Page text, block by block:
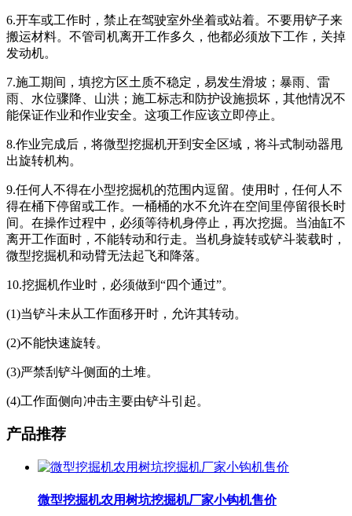
6.开车或工作时，禁止在驾驶室外坐着或站着。不要用铲子来
搬运材料。不管司机离开工作多久，他都必须放下工作，关掉
发动机。
7.施工期间，填挖方区土质不稳定，易发生滑坡；暴雨、雷
雨、水位骤降、山洪；施工标志和防护设施损坏，其他情况不
能保证作业和作业安全。这项工作应该立即停止。
8.作业完成后，将微型挖掘机开到安全区域，将斗式制动器甩
出旋转机构。
9.任何人不得在小型挖掘机的范围内逗留。使用时，任何人不
得在桶下停留或工作。一桶桶的水不允许在空间里停留很长时
间。在操作过程中，必须等待机身停止，再次挖掘。当油缸不
离开工作面时，不能转动和行走。当机身旋转或铲斗装载时，
微型挖掘机和动臂无法起飞和降落。
10.挖掘机作业时，必须做到“四个通过”。
(1)当铲斗未从工作面移开时，允许其转动。
(2)不能快速旋转。
(3)严禁刮铲斗侧面的土堆。
(4)工作面侧向冲击主要由铲斗引起。
产品推荐
微型挖掘机农用树坑挖掘机厂家小钩机售价